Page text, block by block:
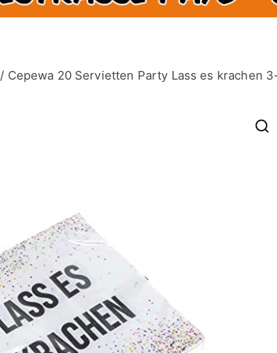
/ Cepewa 20 Servietten Party Lass es krachen